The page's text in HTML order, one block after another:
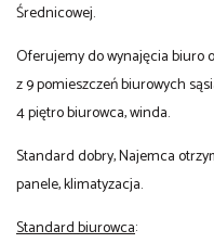
Średnicowej.
Oferujemy do wynajęcia biuro
z 9 pomieszczeń biurowych
4 piętro biurowca, winda.
Standard dobry, Najemca
panele, klimatyzacja.
Standard biurowca: